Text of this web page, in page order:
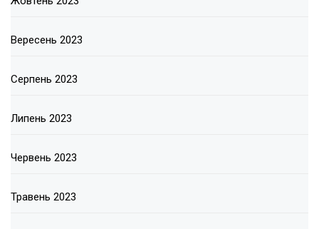
Вересень 2023
Серпень 2023
Липень 2023
Червень 2023
Травень 2023